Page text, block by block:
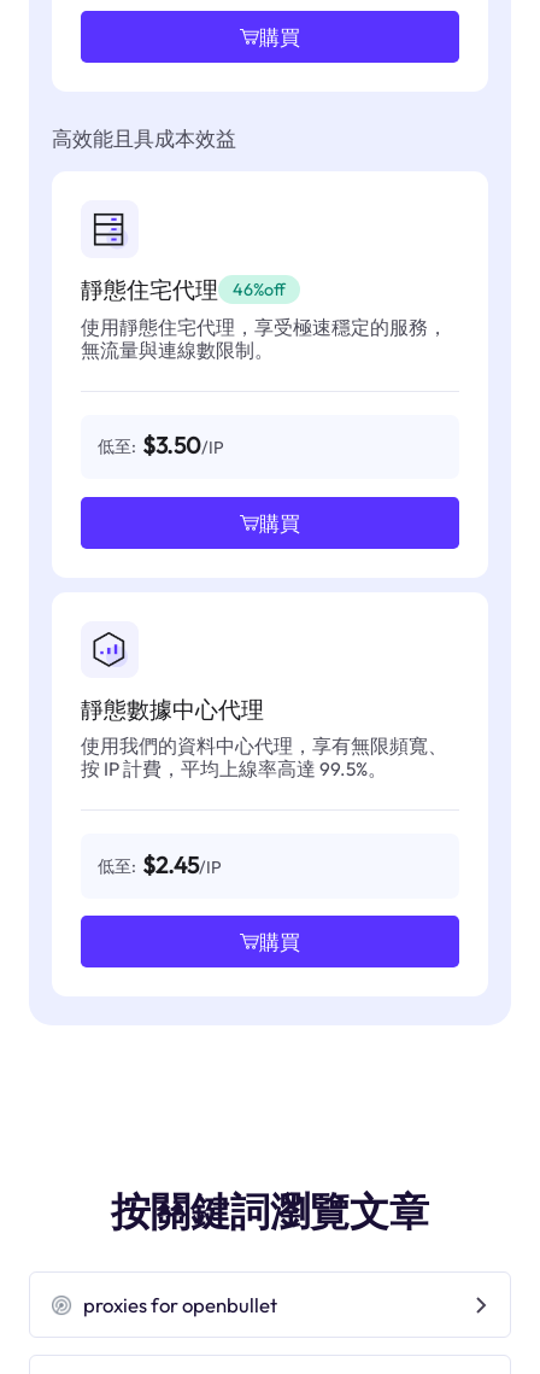
購買
高效能且具成本效益
靜態住宅代理 46%off
使用靜態住宅代理，享受極速穩定的服務，
無流量與連線數限制。
低至: $3.50/IP
購買
靜態數據中心代理
使用我們的資料中心代理，享有無限頻寬、
按 IP 計費，平均上線率高達 99.5%。
低至: $2.45/IP
購買
按關鍵詞瀏覽文章
proxies for openbullet